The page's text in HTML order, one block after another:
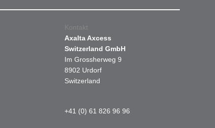
Kontakt
Axalta Axcess
Switzerland GmbH
Im Grossherweg 9
8902 Urdorf
Switzerland
+41 (0) 61 826 96 96